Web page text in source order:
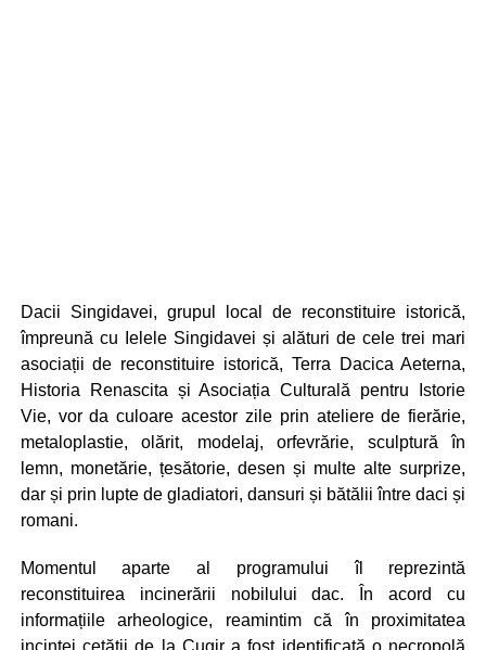
Dacii Singidavei, grupul local de reconstituire istorică,
împreună cu Ielele Singidavei și alături de cele trei mari
asociații de reconstituire istorică, Terra Dacica Aeterna,
Historia Renascita și Asociația Culturală pentru Istorie
Vie, vor da culoare acestor zile prin ateliere de fierărie,
metaloplastie, olărit, modelaj, orfevrărie, sculptură în
lemn, monetărie, țesătorie, desen și multe alte surprize,
dar și prin lupte de gladiatori, dansuri și bătălii între daci și
romani.
Momentul aparte al programului îl reprezintă
reconstituirea incinerării nobilului dac. În acord cu
informațiile arheologice, reamintim că în proximitatea
incintei cetății de la Cugir a fost identificată o necropolă